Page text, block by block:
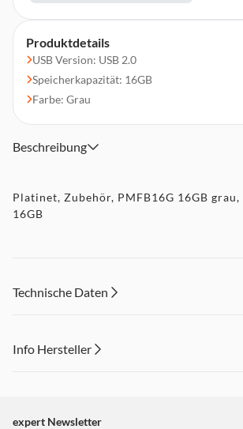
Produktdetails
USB Version: USB 2.0
Speicherkapazität: 16GB
Farbe: Grau
Beschreibung
Platinet, Zubehör, PMFB16G 16GB grau,
16GB
Technische Daten
Info Hersteller
"Marketing".
expert Newsletter